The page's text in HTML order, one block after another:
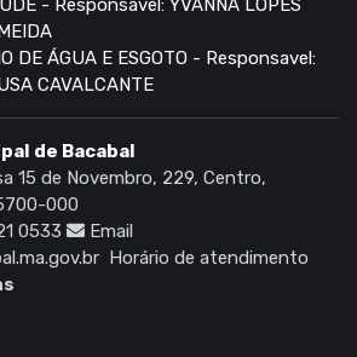
- Responsavel: YVANNA LOPES
DE ÁGUA E ESGOTO - Responsavel:
CAVALCANTE
de Bacabal
15 de Novembro, 229, Centro,
000
0533
Email
Horário de atendimento